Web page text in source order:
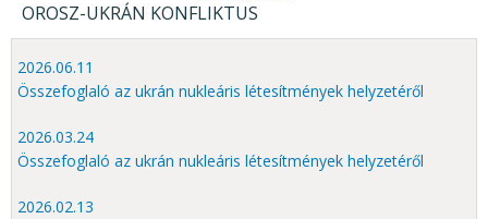
OROSZ-UKRÁN KONFLIKTUS
2026.06.11
Összefoglaló az ukrán nukleáris létesítmények helyzetéről
2026.03.24
Összefoglaló az ukrán nukleáris létesítmények helyzetéről
2026.02.13